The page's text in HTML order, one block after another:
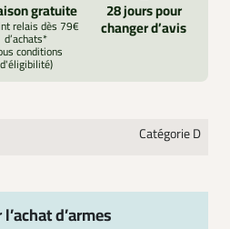
gratuite
relais dès 79€
d’achats*
conditions
d'éligibilité)
28 jours pour
changer d’avis
Catégorie D
d’armes